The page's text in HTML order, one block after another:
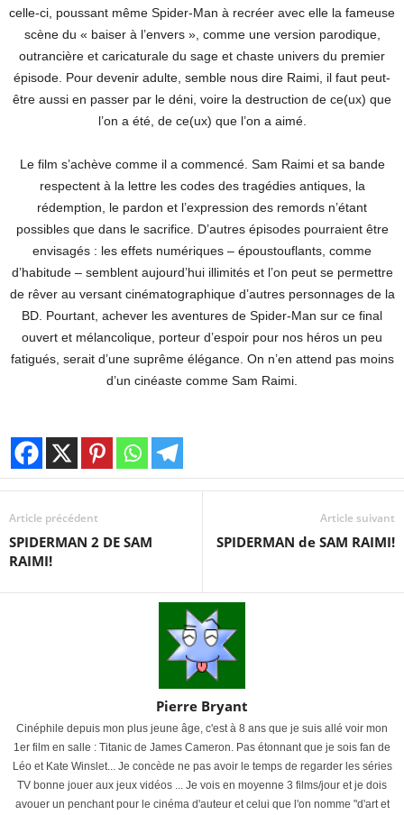
celle-ci, poussant même Spider-Man à recréer avec elle la fameuse
scène du « baiser à l’envers », comme une version parodique,
outrancière et caricaturale du sage et chaste univers du premier
épisode. Pour devenir adulte, semble nous dire Raimi, il faut peut-
être aussi en passer par le déni, voire la destruction de ce(ux) que
l’on a été, de ce(ux) que l’on a aimé.
Le film s’achève comme il a commencé. Sam Raimi et sa bande
respectent à la lettre les codes des tragédies antiques, la
rédemption, le pardon et l’expression des remords n’étant
possibles que dans le sacrifice. D’autres épisodes pourraient être
envisagés : les effets numériques – époustouflants, comme
d’habitude – semblent aujourd’hui illimités et l’on peut se permettre
de rêver au versant cinématographique d’autres personnages de la
BD. Pourtant, achever les aventures de Spider-Man sur ce final
ouvert et mélancolique, porteur d’espoir pour nos héros un peu
fatigués, serait d’une suprême élégance. On n’en attend pas moins
d’un cinéaste comme Sam Raimi.
Article précédent
SPIDERMAN 2 DE SAM
RAIMI!
Article suivant
SPIDERMAN de SAM RAIMI!
Pierre Bryant
Cinéphile depuis mon plus jeune âge, c'est à 8 ans que je suis allé voir mon
1er film en salle : Titanic de James Cameron. Pas étonnant que je sois fan de
Léo et Kate Winslet... Je concède ne pas avoir le temps de regarder les séries
TV bonne jouer aux jeux vidéos ... Je vois en moyenne 3 films/jour et je dois
avouer un penchant pour le cinéma d'auteur et celui que l'on nomme "d'art et